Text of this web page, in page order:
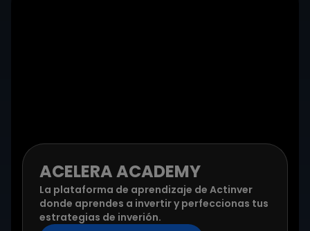
ACELERA ACADEMY
La plataforma de aprendizaje de Actinver
donde aprendes a invertir y perfeccionas tus
estrategias de inverión.